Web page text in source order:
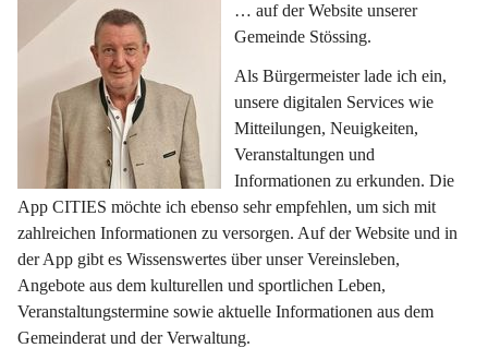
… auf der Website unserer
Gemeinde Stössing.
Als Bürgermeister lade ich ein,
unsere digitalen Services wie
Mitteilungen, Neuigkeiten,
Veranstaltungen und
Informationen zu erkunden. Die
App CITIES möchte ich ebenso sehr empfehlen, um sich mit
zahlreichen Informationen zu versorgen. Auf der Website und in
der App gibt es Wissenswertes über unser Vereinsleben,
Angebote aus dem kulturellen und sportlichen Leben,
Veranstaltungstermine sowie aktuelle Informationen aus dem
Gemeinderat und der Verwaltung.